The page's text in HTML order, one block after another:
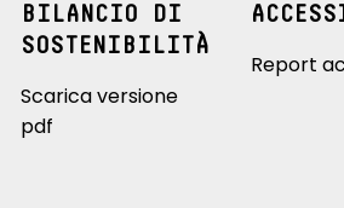
BILANCIO DI
SOSTENIBILITÀ
Scarica versione
pdf
Report